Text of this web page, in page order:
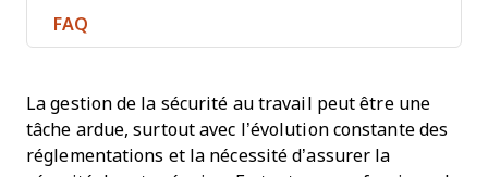
FAQ
La gestion de la sécurité au travail peut être une
tâche ardue, surtout avec l’évolution constante des
réglementations et la nécessité d’assurer la